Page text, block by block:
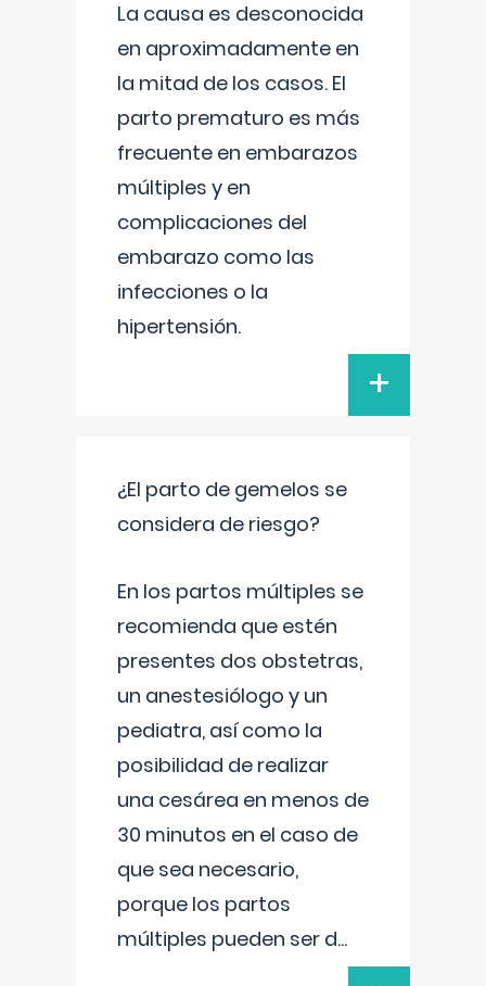
La causa es desconocida
en aproximadamente en
la mitad de los casos. El
parto prematuro es más
frecuente en embarazos
múltiples y en
complicaciones del
embarazo como las
infecciones o la
hipertensión.
+
¿El parto de gemelos se
considera de riesgo?
En los partos múltiples se
recomienda que estén
presentes dos obstetras,
un anestesiólogo y un
pediatra, así como la
posibilidad de realizar
una cesárea en menos de
30 minutos en el caso de
que sea necesario,
porque los partos
múltiples pueden ser d...